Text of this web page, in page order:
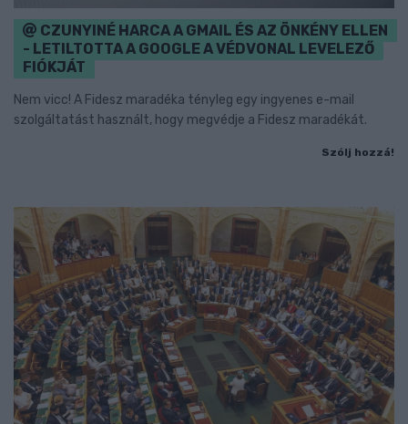
CZUNYINÉ HARCA A GMAIL ÉS AZ ÖNKÉNY ELLEN
- LETILTOTTA A GOOGLE A VÉDVONAL LEVELEZŐ
FIÓKJÁT
Nem vicc! A Fidesz maradéka tényleg egy ingyenes e-mail
szolgáltatást használt, hogy megvédje a Fidesz maradékát.
Szólj hozzá!